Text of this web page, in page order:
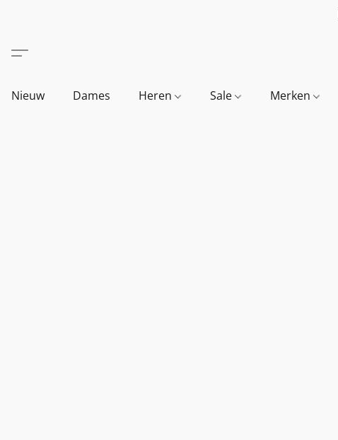
Nieuw Dames Heren Sale Merken